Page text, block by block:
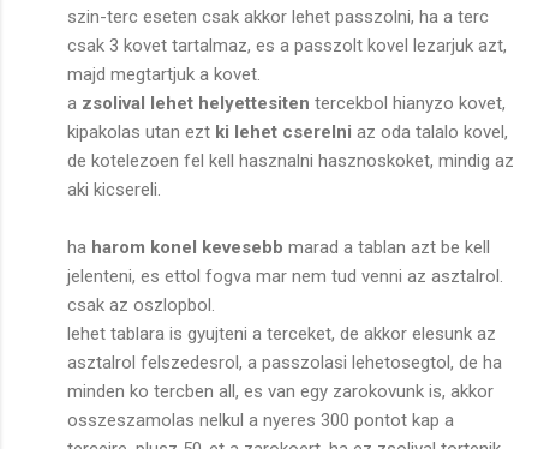
szin-terc eseten csak akkor lehet passzolni, ha a terc
csak 3 kovet tartalmaz, es a passzolt kovel lezarjuk azt,
majd megtartjuk a kovet.
a zsolival lehet helyettesiten tercekbol hianyzo kovet,
kipakolas utan ezt ki lehet cserelni az oda talalo kovel,
de kotelezoen fel kell hasznalni hasznoskoket, mindig az
aki kicsereli.
ha harom konel kevesebb marad a tablan azt be kell
jelenteni, es ettol fogva mar nem tud venni az asztalrol.
csak az oszlopbol.
lehet tablara is gyujteni a terceket, de akkor elesunk az
asztalrol felszedesrol, a passzolasi lehetosegtol, de ha
minden ko tercben all, es van egy zarokovunk is, akkor
osszeszamolas nelkul a nyeres 300 pontot kap a